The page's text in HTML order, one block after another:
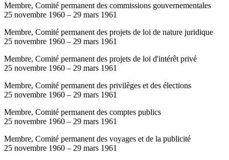
Membre, Comité permanent des commissions gouvernementales
25 novembre 1960 – 29 mars 1961
Membre, Comité permanent des projets de loi de nature juridique
25 novembre 1960 – 29 mars 1961
Membre, Comité permanent des projets de loi d'intérêt privé
25 novembre 1960 – 29 mars 1961
Membre, Comité permanent des privilèges et des élections
25 novembre 1960 – 29 mars 1961
Membre, Comité permanent des comptes publics
25 novembre 1960 – 29 mars 1961
Membre, Comité permanent des voyages et de la publicité
25 novembre 1960 – 29 mars 1961